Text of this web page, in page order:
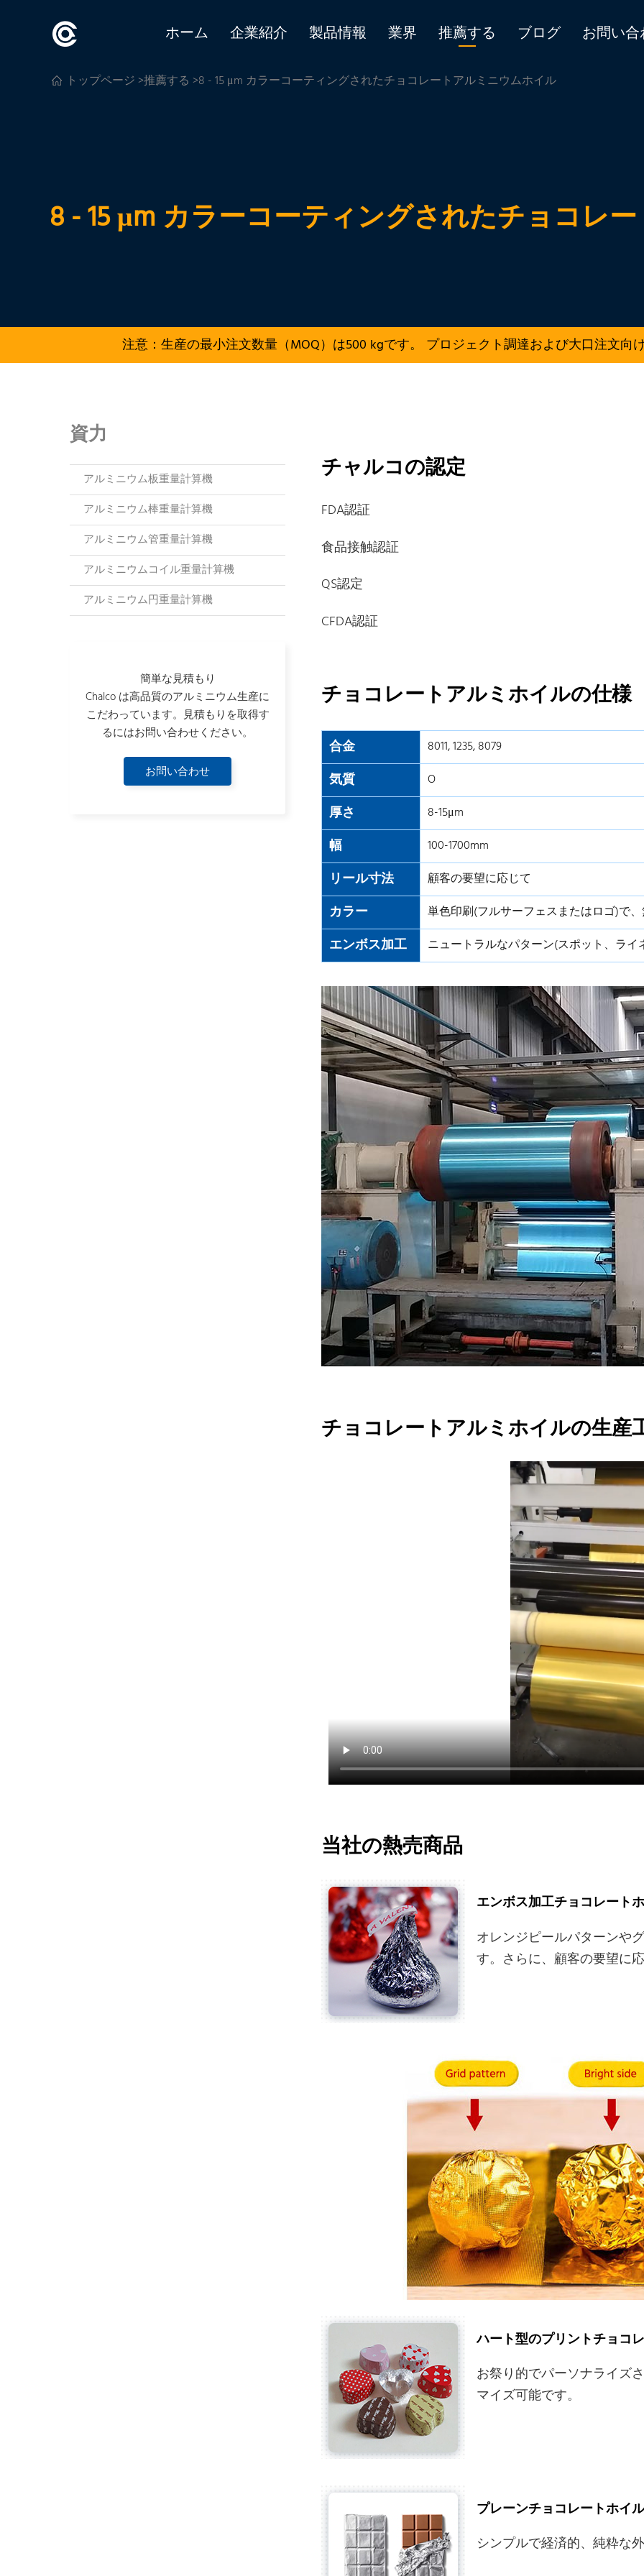
ホーム 企業紹介 製品情報 業界 推薦する ブログ お問い
トップページ>推薦する >8 - 15 μm カラーコーティングされたチョコレートアルミニウムホイル
8 - 15 μm カラーコーティングされたチョコレ
注意：生産の最小注文数量（MOQ）は500 kgです。 プロジェクト調達および大口注文向
資力
アルミニウム板重量計算機
アルミニウム棒重量計算機
アルミニウム管重量計算機
アルミニウムコイル重量計算機
アルミニウム円重量計算機
簡単な見積もり
Chalco は高品質のアルミニウム生産に
こだわっています。見積もりを取得す
るにはお問い合わせください。
お問い合わせ
チャルコの認定
FDA認証
食品接触認証
QS認定
CFDA認証
チョコレートアルミホイルの仕様
合金 8011, 1235, 8079
気質 O
厚さ 8-15μm
幅 100-1700mm
リール寸法 顧客の要望に応じて
カラー 単色印刷(フルサーフェスまたはロゴ)で
エンボス加工 ニュートラルなパターン(スポット、ラ
チョコレートアルミホイルの生産
当社の熱売商品
エンボス加工チョコレート
オレンジピールパターンや
す。さらに、顧客の要望に
ハート型のプリントチョコ
お祭り的でパーソナライズ
マイズ可能です。
プレーンチョコレートホイル
シンプルで経済的、純粋な